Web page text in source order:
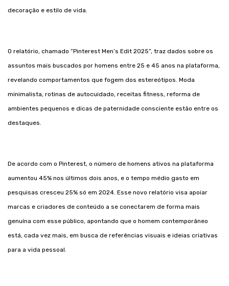
decoração e estilo de vida.
O relatório, chamado “Pinterest Men’s Edit 2025”, traz dados sobre os
assuntos mais buscados por homens entre 25 e 45 anos na plataforma,
revelando comportamentos que fogem dos estereótipos. Moda
minimalista, rotinas de autocuidado, receitas fitness, reforma de
ambientes pequenos e dicas de paternidade consciente estão entre os
destaques.
De acordo com o Pinterest, o número de homens ativos na plataforma
aumentou 45% nos últimos dois anos, e o tempo médio gasto em
pesquisas cresceu 25% só em 2024. Esse novo relatório visa apoiar
marcas e criadores de conteúdo a se conectarem de forma mais
genuína com esse público, apontando que o homem contemporâneo
está, cada vez mais, em busca de referências visuais e ideias criativas
para a vida pessoal.